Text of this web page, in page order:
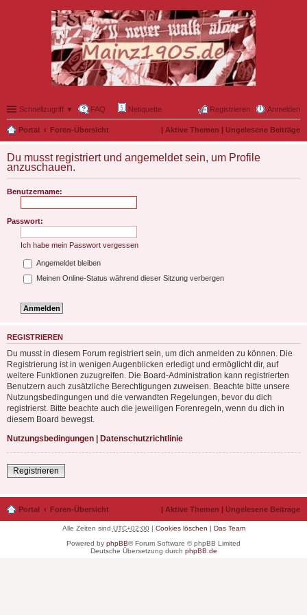
Schnellzugriff ▼ FAQ Netiquette Anmelden
Registrieren
Portal Foren-Übersicht | Aktive Themen | Ungelesene Beiträge
Du musst registriert und angemeldet sein, um Profile
anzuschauen.
Benutzername:
Passwort:
Ich habe mein Passwort vergessen
Angemeldet bleiben
Meinen Online-Status während dieser Sitzung verbergen
REGISTRIEREN
Du musst in diesem Forum registriert sein, um dich anmelden zu können. Die
Registrierung ist in wenigen Augenblicken erledigt und ermöglicht dir, auf
weitere Funktionen zuzugreifen. Die Board-Administration kann registrierten
Benutzern auch zusätzliche Berechtigungen zuweisen. Beachte bitte unsere
Nutzungsbedingungen und die verwandten Regelungen, bevor du dich
registrierst. Bitte beachte auch die jeweiligen Forenregeln, wenn du dich in
diesem Board bewegst.
Nutzungsbedingungen | Datenschutzrichtlinie
Registrieren
Portal Foren-Übersicht | Aktive Themen | Ungelesene Beiträge
Alle Zeiten sind UTC+02:00| Cookies löschen | Das Team
Powered by phpBB® Forum Software © phpBB Limited
Deutsche Übersetzung durch phpBB.de